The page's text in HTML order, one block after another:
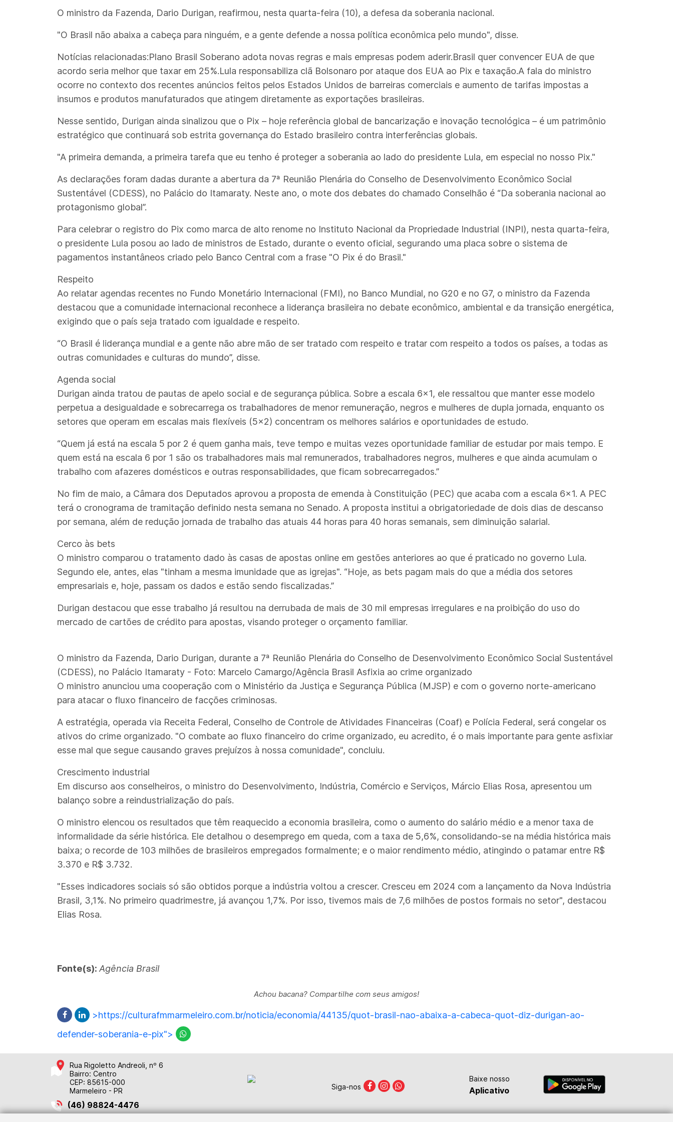
O ministro da Fazenda, Dario Durigan, reafirmou, nesta quarta-feira (10), a defesa da soberania nacional.
"O Brasil não abaixa a cabeça para ninguém, e a gente defende a nossa política econômica pelo mundo", disse.
Notícias relacionadas:Plano Brasil Soberano adota novas regras e mais empresas podem aderir.Brasil quer convencer EUA de que
acordo seria melhor que taxar em 25%.Lula responsabiliza clã Bolsonaro por ataque dos EUA ao Pix e taxação.A fala do ministro
ocorre no contexto dos recentes anúncios feitos pelos Estados Unidos de barreiras comerciais e aumento de tarifas impostas a
insumos e produtos manufaturados que atingem diretamente as exportações brasileiras.
Nesse sentido, Durigan ainda sinalizou que o Pix – hoje referência global de bancarização e inovação tecnológica – é um patrimônio
estratégico que continuará sob estrita governança do Estado brasileiro contra interferências globais.
"A primeira demanda, a primeira tarefa que eu tenho é proteger a soberania ao lado do presidente Lula, em especial no nosso Pix."
As declarações foram dadas durante a abertura da 7ª Reunião Plenária do Conselho de Desenvolvimento Econômico Social
Sustentável (CDESS), no Palácio do Itamaraty. Neste ano, o mote dos debates do chamado Conselhão é “Da soberania nacional ao
protagonismo global”.
Para celebrar o registro do Pix como marca de alto renome no Instituto Nacional da Propriedade Industrial (INPI), nesta quarta-feira,
o presidente Lula posou ao lado de ministros de Estado, durante o evento oficial, segurando uma placa sobre o sistema de
pagamentos instantâneos criado pelo Banco Central com a frase "O Pix é do Brasil."
Respeito
Ao relatar agendas recentes no Fundo Monetário Internacional (FMI), no Banco Mundial, no G20 e no G7, o ministro da Fazenda
destacou que a comunidade internacional reconhece a liderança brasileira no debate econômico, ambiental e da transição energética,
exigindo que o país seja tratado com igualdade e respeito.
“O Brasil é liderança mundial e a gente não abre mão de ser tratado com respeito e tratar com respeito a todos os países, a todas as
outras comunidades e culturas do mundo”, disse.
Agenda social
Durigan ainda tratou de pautas de apelo social e de segurança pública. Sobre a escala 6x1, ele ressaltou que manter esse modelo
perpetua a desigualdade e sobrecarrega os trabalhadores de menor remuneração, negros e mulheres de dupla jornada, enquanto os
setores que operam em escalas mais flexíveis (5x2) concentram os melhores salários e oportunidades de estudo.
“Quem já está na escala 5 por 2 é quem ganha mais, teve tempo e muitas vezes oportunidade familiar de estudar por mais tempo. E
quem está na escala 6 por 1 são os trabalhadores mais mal remunerados, trabalhadores negros, mulheres e que ainda acumulam o
trabalho com afazeres domésticos e outras responsabilidades, que ficam sobrecarregados.”
No fim de maio, a Câmara dos Deputados aprovou a proposta de emenda à Constituição (PEC) que acaba com a escala 6x1. A PEC
terá o cronograma de tramitação definido nesta semana no Senado. A proposta institui a obrigatoriedade de dois dias de descanso
por semana, além de redução jornada de trabalho das atuais 44 horas para 40 horas semanais, sem diminuição salarial.
Cerco às bets
O ministro comparou o tratamento dado às casas de apostas online em gestões anteriores ao que é praticado no governo Lula.
Segundo ele, antes, elas "tinham a mesma imunidade que as igrejas". “Hoje, as bets pagam mais do que a média dos setores
empresariais e, hoje, passam os dados e estão sendo fiscalizadas.”
Durigan destacou que esse trabalho já resultou na derrubada de mais de 30 mil empresas irregulares e na proibição do uso do
mercado de cartões de crédito para apostas, visando proteger o orçamento familiar.
O ministro da Fazenda, Dario Durigan, durante a 7ª Reunião Plenária do Conselho de Desenvolvimento Econômico Social Sustentável
(CDESS), no Palácio Itamaraty - Foto: Marcelo Camargo/Agência Brasil Asfixia ao crime organizado
O ministro anunciou uma cooperação com o Ministério da Justiça e Segurança Pública (MJSP) e com o governo norte-americano
para atacar o fluxo financeiro de facções criminosas.
A estratégia, operada via Receita Federal, Conselho de Controle de Atividades Financeiras (Coaf) e Polícia Federal, será congelar os
ativos do crime organizado. "O combate ao fluxo financeiro do crime organizado, eu acredito, é o mais importante para gente asfixiar
esse mal que segue causando graves prejuízos à nossa comunidade", concluiu.
Crescimento industrial
Em discurso aos conselheiros, o ministro do Desenvolvimento, Indústria, Comércio e Serviços, Márcio Elias Rosa, apresentou um
balanço sobre a reindustrialização do país.
O ministro elencou os resultados que têm reaquecido a economia brasileira, como o aumento do salário médio e a menor taxa de
informalidade da série histórica. Ele detalhou o desemprego em queda, com a taxa de 5,6%, consolidando-se na média histórica mais
baixa; o recorde de 103 milhões de brasileiros empregados formalmente; e o maior rendimento médio, atingindo o patamar entre R$
3.370 e R$ 3.732.
"Esses indicadores sociais só são obtidos porque a indústria voltou a crescer. Cresceu em 2024 com a lançamento da Nova Indústria
Brasil, 3,1%. No primeiro quadrimestre, já avançou 1,7%. Por isso, tivemos mais de 7,6 milhões de postos formais no setor", destacou
Elias Rosa.
Fonte(s): Agência Brasil
Achou bacana? Compartilhe com seus amigos!
>https://culturafmmarmeleiro.com.br/noticia/economia/44135/quot-brasil-nao-abaixa-a-cabeca-quot-diz-durigan-ao-
defender-soberania-e-pix">
Rua Rigoletto Andreoli, nº 6
Bairro: Centro
CEP: 85615-000
Marmeleiro - PR
(46) 98824-4476
Siga-nos
Baixe nosso
Aplicativo